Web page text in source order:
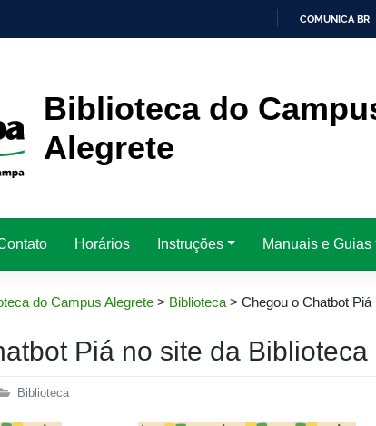
COMUNICA BR
Biblioteca do
Alegrete
Horários Instruções Manuais e Guias
do Campus Alegrete > Biblioteca> Chegou o Chatbot
Piá no site da
Biblioteca